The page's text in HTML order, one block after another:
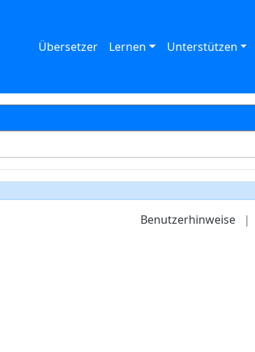
Übersetzer Lernen Unterstützen
Benutzerhinweise |